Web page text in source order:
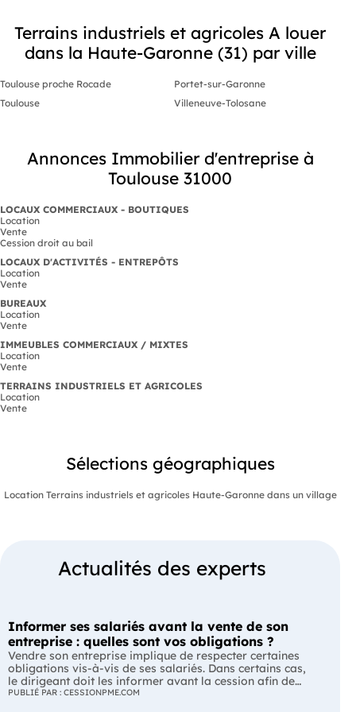
Terrains industriels et agricoles A louer
dans la Haute-Garonne (31) par ville
Toulouse proche Rocade
Portet-sur-Garonne
Toulouse
Villeneuve-Tolosane
Annonces Immobilier d'entreprise à
Toulouse 31000
LOCAUX COMMERCIAUX - BOUTIQUES
Location
Vente
Cession droit au bail
LOCAUX D'ACTIVITÉS - ENTREPÔTS
Location
Vente
BUREAUX
Location
Vente
IMMEUBLES COMMERCIAUX / MIXTES
Location
Vente
TERRAINS INDUSTRIELS ET AGRICOLES
Location
Vente
Sélections géographiques
Location Terrains industriels et agricoles Haute-Garonne dans un village
Actualités des experts
Informer ses salariés avant la vente de son
entreprise : quelles sont vos obligations ?
Vendre son entreprise implique de respecter certaines
obligations vis-à-vis de ses salariés. Dans certains cas,
le dirigeant doit les informer avant la cession afin de
leur permettre, s'ils le souhaitent, de présenter une offre
PUBLIÉ PAR : CESSIONPME.COM